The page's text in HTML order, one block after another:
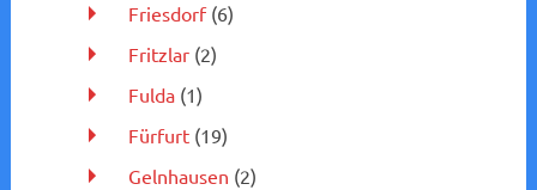
Friesdorf(6)
Fritzlar(2)
Fulda(1)
Fürfurt(19)
Gelnhausen (2)